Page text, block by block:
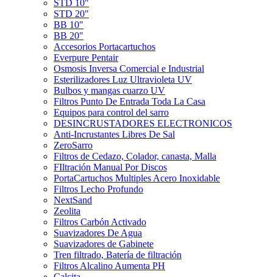
STD 10"
STD 20"
BB 10"
BB 20"
Accesorios Portacartuchos
Everpure Pentair
Osmosis Inversa Comercial e Industrial
Esterilizadores Luz Ultravioleta UV
Bulbos y mangas cuarzo UV
Filtros Punto De Entrada Toda La Casa
Equipos para control del sarro
DESINCRUSTADORES ELECTRONICOS
Anti-Incrustantes Libres De Sal
ZeroSarro
Filtros de Cedazo, Colador, canasta, Malla
FIltración Manual Por Discos
PortaCartuchos Multiples Acero Inoxidable
Filtros Lecho Profundo
NextSand
Zeolita
Filtros Carbón Activado
Suavizadores De Agua
Suavizadores de Gabinete
Tren filtrado, Batería de filtración
Filtros Alcalino Aumenta PH